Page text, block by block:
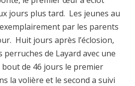
jours plus tard. Les jeunes au
par les parents
Huit jours après l’éclosion,
perruches de Layard avec une
de 46 jours le premier
la volière et le second a suivi